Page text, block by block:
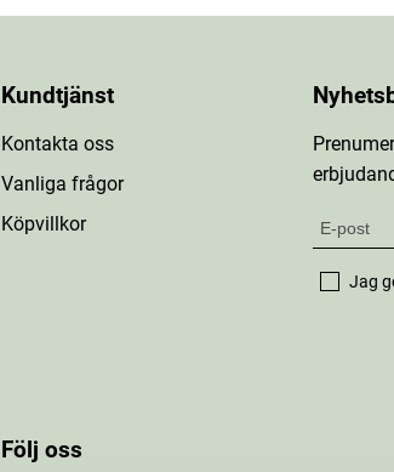
Kundtjänst
Kontakta oss
Vanliga frågor
Köpvillkor
Följ oss
Jag